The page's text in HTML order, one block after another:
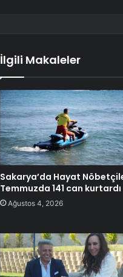
İlgili Makaleler
Sakarya’da Hayat
Temmuzda 141 can kurtardı
Ağustos 4, 2026